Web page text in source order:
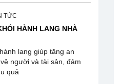
TỨC
HÀNH LANG NHÀ
lang giúp tăng an
người và tài sản, đảm
quả